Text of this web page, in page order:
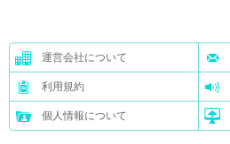
運営会社について
利用規約
個人情報について